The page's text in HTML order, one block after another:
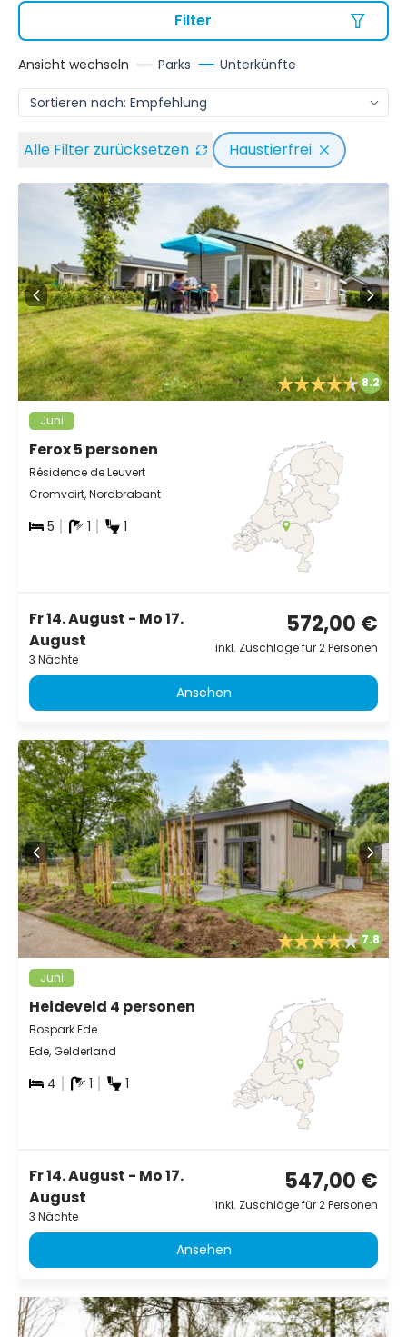
Filter
Ansicht wechseln Parks Unterkünfte
Alle Filter zurücksetzen Haustierfrei
8.2
Juni
Ferox 5 personen
Résidence de Leuvert
Cromvoirt, Nordbrabant
5 1 1
Fr 14. August - Mo 17.
August
3 Nächte
572,00 €
inkl. Zuschläge für 2 Personen
Ansehen
7.8
Juni
Heideveld 4 personen
Bospark Ede
Ede, Gelderland
4 1 1
Fr 14. August - Mo 17.
August
3 Nächte
547,00 €
inkl. Zuschläge für 2 Personen
Ansehen